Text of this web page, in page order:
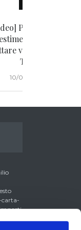
Perché i fondi di
non sono
via...con
Turissini
10/05/2026 20:35
carta-